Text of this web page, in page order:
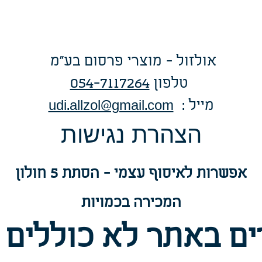
אולזול - מוצרי פרסום בע"מ
טלפון054-7117264
udi.allzol@gmail.com
: מייל
הצהרת נגישות
אפשרות לאיסוף עצמי - הסתת 5 חולון
המכירה בכמויות
באתר לא